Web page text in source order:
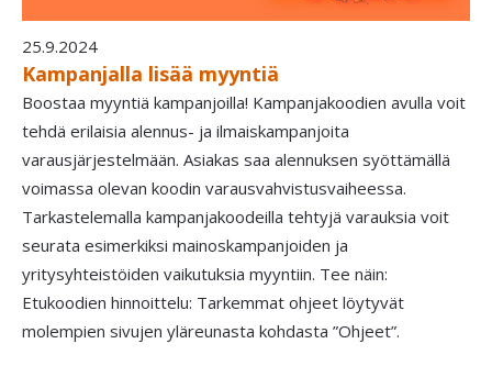
25.9.2024
Kampanjalla lisää myyntiä
Boostaa myyntiä kampanjoilla! Kampanjakoodien avulla voit
tehdä erilaisia alennus- ja ilmaiskampanjoita
varausjärjestelmään. Asiakas saa alennuksen syöttämällä
voimassa olevan koodin varausvahvistusvaiheessa.
Tarkastelemalla kampanjakoodeilla tehtyjä varauksia voit
seurata esimerkiksi mainoskampanjoiden ja
yritysyhteistöiden vaikutuksia myyntiin. Tee näin:
Etukoodien hinnoittelu: Tarkemmat ohjeet löytyvät
molempien sivujen yläreunasta kohdasta ”Ohjeet”.